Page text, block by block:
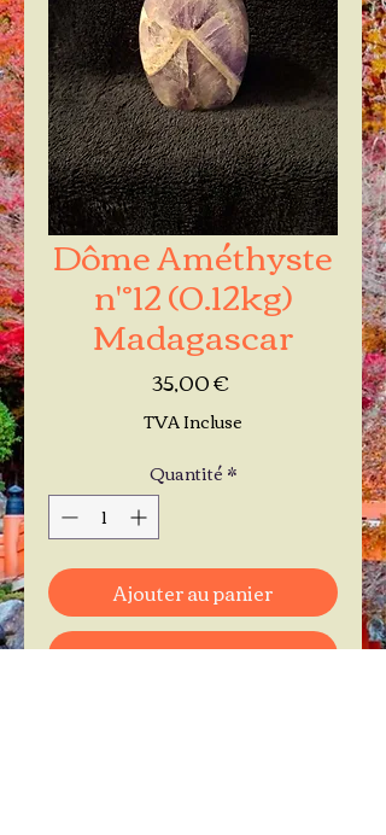
Dôme Améthyste
n'°12 (0.12kg)
Madagascar
35,00 €Prix
TVA Incluse
Quantité*
Ajouter au panier
Commander et payer